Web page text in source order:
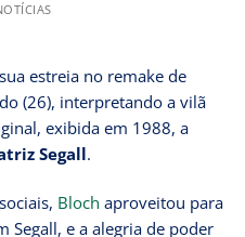
estreia no remake de
(26), interpretando a vilã
exibida em 1988, a
Segall.
Bloch aproveitou para
Segall, e a alegria de poder